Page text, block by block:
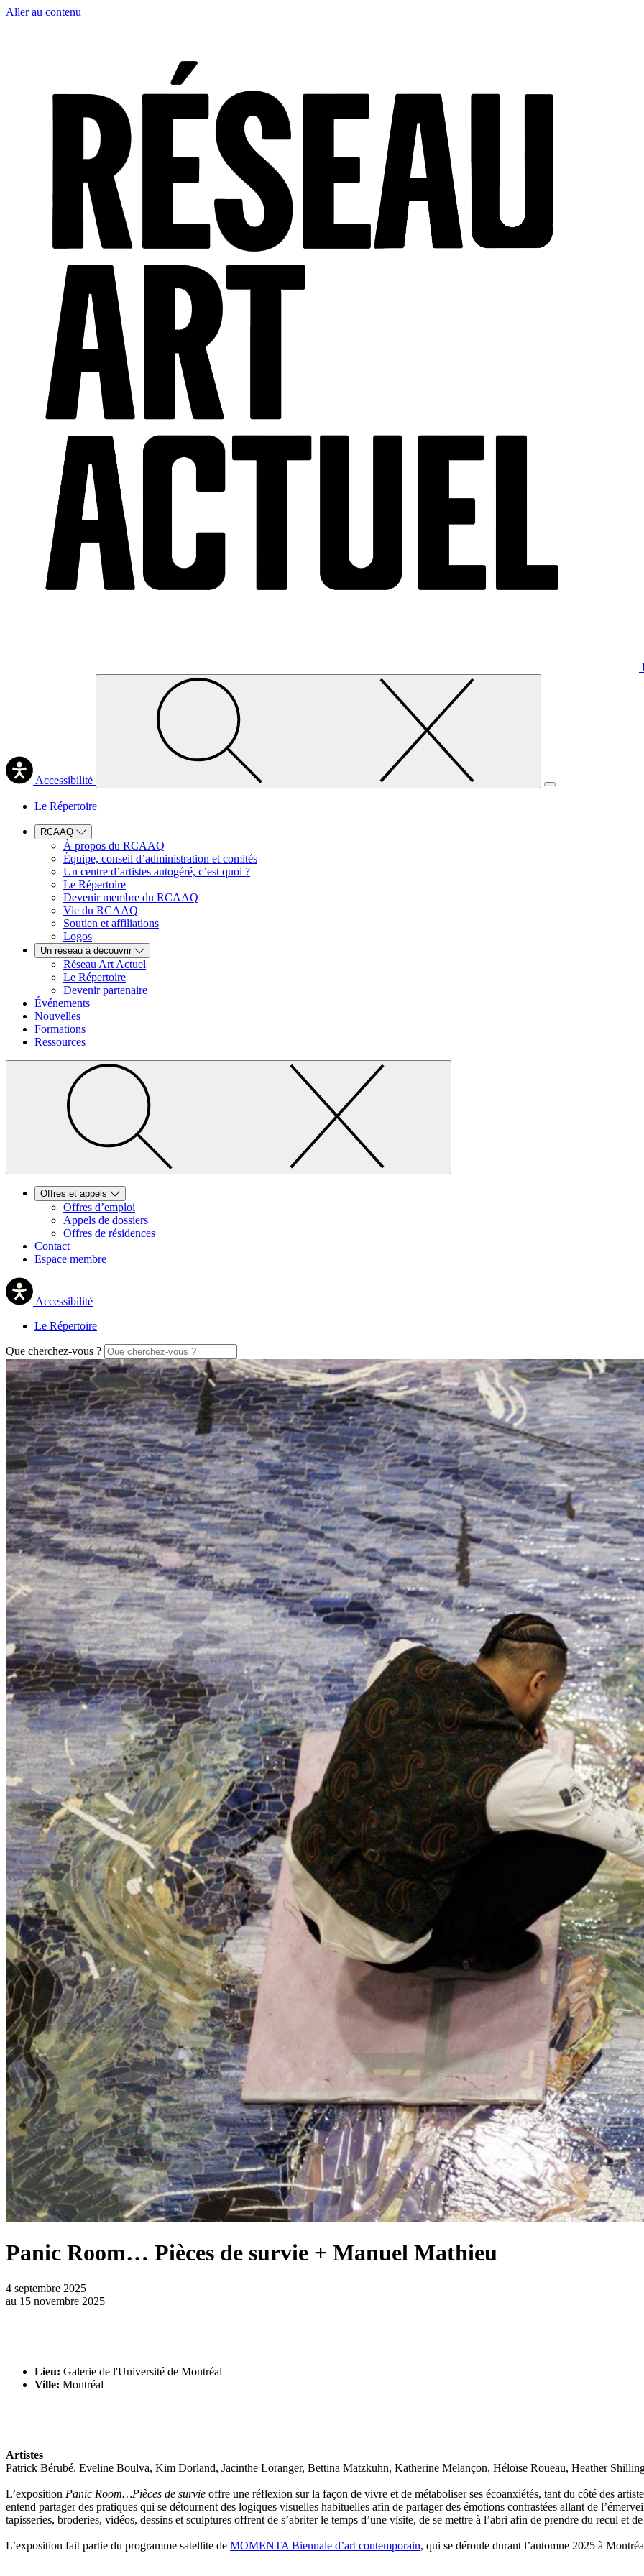
Aller au contenu
Accessibilité
Le Répertoire
RCAAQ
À propos du RCAAQ
Équipe, conseil d’administration et comités
Un centre d’artistes autogéré, c’est quoi ?
Le Répertoire
Devenir membre du RCAAQ
Vie du RCAAQ
Soutien et affiliations
Logos
Un réseau à découvrir
Réseau Art Actuel
Le Répertoire
Devenir partenaire
Événements
Nouvelles
Formations
Ressources
Offres et appels
Offres d’emploi
Appels de dossiers
Offres de résidences
Contact
Espace membre
Accessibilité
Le Répertoire
Que cherchez-vous ?
Panic Room… Pièces de survie + Manuel Mathieu
4 septembre 2025
au 15 novembre 2025
Lieu: Galerie de l'Université de Montréal
Ville: Montréal
Artistes
Patrick Bérubé, Eveline Boulva, Kim Dorland, Jacinthe Loranger, Bettina Matzkuhn, Katherine Melançon, Héloïse Roueau, Heather
L’exposition Panic Room…Pièces de survie offre une réflexion sur la façon de vivre et de métaboliser ses écoanxiétés, tant du côté des
entend partager des pratiques qui se détournent des logiques visuelles habituelles afin de partager des émotions contrastées allant de
tapisseries, broderies, vidéos, dessins et sculptures offrent de s’abriter le temps d’une visite, de se mettre à l’abri afin de prendre du recul et
L’exposition fait partie du programme satellite de MOMENTA Biennale d’art contemporain, qui se déroule durant l’automne 2025 à